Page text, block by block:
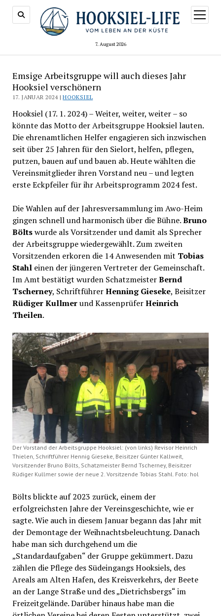
7. August 2026
Menü
öffnen
Emsige Arbeitsgruppe will auch dieses Jahr
Hooksiel verschönern
17. JANUAR 2024 |HOOKSIEL
Hooksiel (17. 1. 2024) – Weiter, weiter, weiter – so
könnte das Motto der Arbeitsgruppe Hooksiel lauten.
Die ehrenamtlichen Helfer engagieren sich inzwischen
seit über 25 Jahren für den Sielort, helfen, pflegen,
putzen, bauen auf und bauen ab. Heute wählten die
Vereinsmitglieder ihren Vorstand neu – und legten
erste Eckpfeiler für ihr Arbeitsprogramm 2024 fest.
Die Wahlen auf der Jahresversammlung im Awo-Heim
gingen schnell und harmonisch über die Bühne.Bruno
Böltswurde als Vorsitzender und damit als Sprecher
der Arbeitsgruppe wiedergewählt. Zum zweiten
Vorsitzenden erkoren die 14 Anwesenden mit Tobias
Stahl einen der jüngeren Vertreter der Gemeinschaft.
Im Amt bestätigt wurden SchatzmeisterBernd
Tscherney, SchriftführerHenning Gieseke, Beisitzer
Rüdiger Kullmerund KassenprüferHeinrich
Theilen.
Der Vorstand der Arbeitsgruppe Hooksiel: (von links) Revisor Heinrich
Thielen, Schriftführer Hennig Gieseke, Beisitzer Günter Kallweit,
Vorsitzender Bruno Bölts, Schatzmeister Bernd Tscherney, Beisitzer
Rüdiger Kullmer sowie der neue 2. Vorsitzende Tobias Stahl. Foto: hol
Bölts blickte auf 2023 zurück, einem der
erfolgreichsten Jahre der Vereinsgeschichte, wie er
sagte. Wie auch in diesem Januar begann das Jahr mit
der Demontage der Weihnachtsbeleuchtung. Danach
habe man sich durchgehend um die
„Standardaufgaben“ der Gruppe gekümmert. Dazu
zählen die Pflege des Südeingangs Hooksiels, des
Areals am Alten Hafen, des Kreisverkehrs, der Beete
an der Lange Straße und des „Dietrichsbergs“ im
Freizeitgelände. Darüber hinaus habe man die